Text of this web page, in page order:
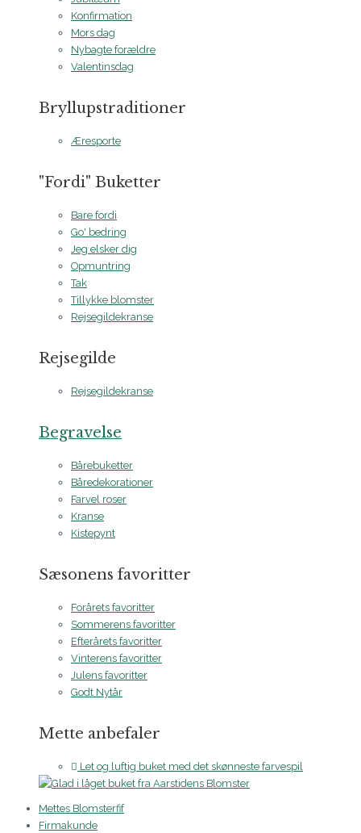
Konfirmation
Mors dag
Nybagte forældre
Valentinsdag
Bryllupstraditioner
Æresporte
"Fordi" Buketter
Bare fordi
Go' bedring
Jeg elsker dig
Opmuntring
Tak
Tillykke blomster
Rejsegildekranse
Rejsegilde
Rejsegildekranse
Begravelse
Bårebuketter
Båredekorationer
Farvel roser
Kranse
Kistepynt
Sæsonens favoritter
Forårets favoritter
Sommerens favoritter
Efterårets favoritter
Vinterens favoritter
Julens favoritter
Godt Nytår
Mette anbefaler
Let og luftig buket med det skønneste farvespil
Mettes Blomsterfif
Firmakunde